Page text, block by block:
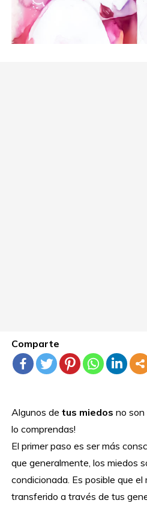
Comparte
Algunos de tus miedos no son
lo comprendas!
El primer paso es ser más
que generalmente, los miedos
condicionada. Es posible que
transferido a través de tus